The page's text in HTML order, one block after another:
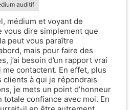
auditif
médium et voyant de
vous dire simplement que
peut vous paraître
mais pour faire des
j’ai besoin d’un rapport vrai
contactent. En effet, plus
à qui je répondrais
je mets un point d’honneur
totale confiance avec moi. En